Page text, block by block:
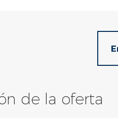
de la oferta